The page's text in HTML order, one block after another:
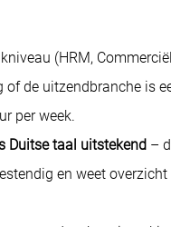
(HRM,
de uitzendbranche is
per week.
Duitse taal uitstekend –
en weet